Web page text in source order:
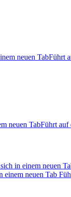
neuen TabFührt
neuen TabFührt auf
in einem neuen
einem neuen Tab